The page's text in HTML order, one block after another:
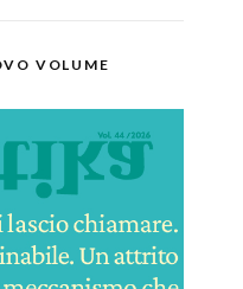
VOLUME